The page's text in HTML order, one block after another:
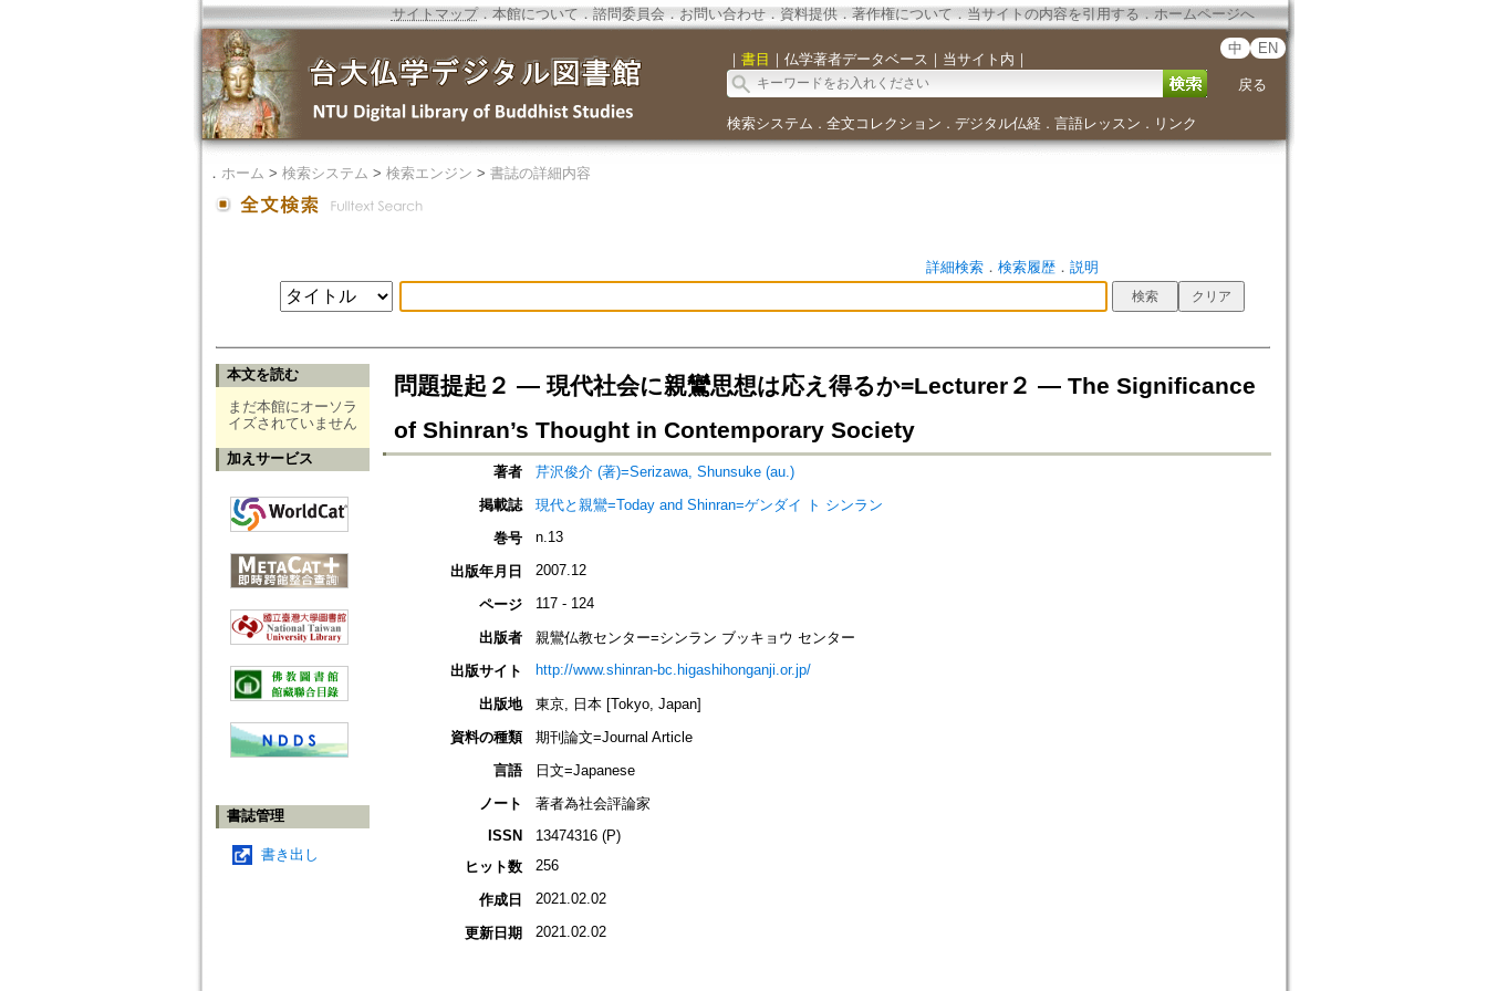
サイトマップ．本館について ． 諮問委員会． お問い合わせ． 資料提供． 著作権について．当サイトの内容を引用する ． ホームページへ
｜ 書目 ｜ 仏学著者データベース ｜ 当サイト内 ｜
中 EN
戻る
検索システム ． 全文コレクション ． デジタル仏経． 言語レッスン ． リンク
． ホーム > 検索システム > 検索エンジン > 書誌の詳細内容
詳細検索． 検索履歴． 説明
本文を読む
まだ本館にオーソラ
イズされていません
加えサービス
書誌管理
書き出し
問題提起２ — 現代社会に親鸞思想は応え得るか=Lecturer２ — The Significance
of Shinran’s Thought in Contemporary Society
著者
芹沢俊介 (著)=Serizawa, Shunsuke (au.)
掲載誌
現代と親鸞=Today and Shinran=ゲンダイ ト シンラン
巻号
n.13
出版年月日 2007.12
ページ 117 - 124
出版者
親鸞仏教センター=シンラン ブッキョウ センター
出版サイト
http://www.shinran-bc.higashihonganji.or.jp/
出版地
東京, 日本 [Tokyo, Japan]
資料の種類
期刊論文=Journal Article
言語
日文=Japanese
ノート
著者為社会評論家
ISSN
13474316 (P)
ヒット数
256
作成日 2021.02.02
更新日期 2021.02.02